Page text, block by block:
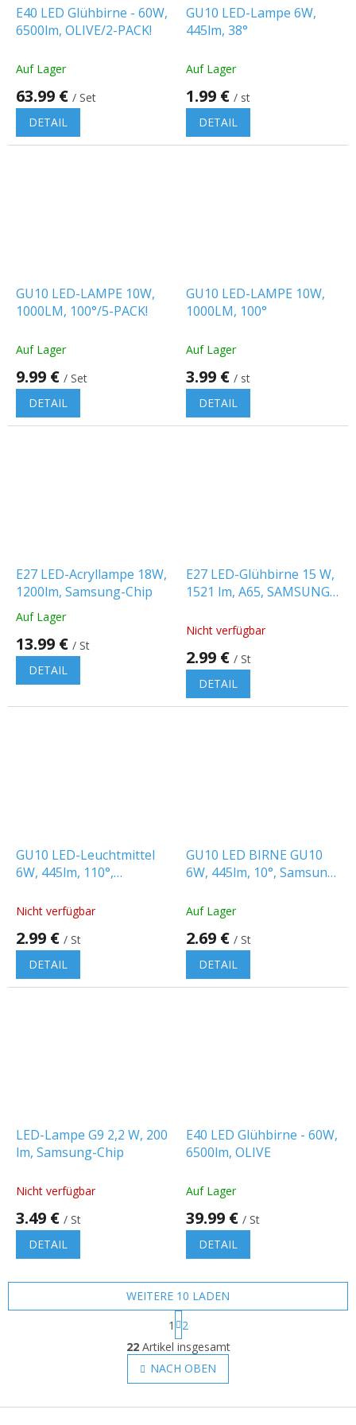
E40 LED Glühbirne - 60W,
6500lm, OLIVE/2-PACK!
Auf Lager
63.99 € / Set
DETAIL
GU10 LED-Lampe 6W,
445lm, 38°
Auf Lager
1.99 € / st
DETAIL
GU10 LED-LAMPE 10W,
1000LM, 100°/5-PACK!
Auf Lager
9.99 € / Set
DETAIL
GU10 LED-LAMPE 10W,
1000LM, 100°
Auf Lager
3.99 € / st
DETAIL
E27 LED-Acryllampe 18W,
1200lm, Samsung-Chip
Die
Produktbewertung
5.0
5
Auf Lager
13.99 € / St
DETAIL
E27 LED-Glühbirne 15 W,
1521 lm, A65, SAMSUNG
Nicht verfügbar
2.99 € / St
DETAIL
GU10 LED-Leuchtmittel
6W, 445lm, 110°,
Nicht verfügbar
2.99 € / St
DETAIL
GU10 LED BIRNE GU10
6W, 445lm, 10°, Samsung-
Auf Lager
2.69 € / St
DETAIL
LED-Lampe G9 2,2 W, 200
lm, Samsung-Chip
Nicht verfügbar
3.49 € / St
DETAIL
E40 LED Glühbirne - 60W,
6500lm, OLIVE
Auf Lager
39.99 € / St
DETAIL
S
t
e
u
WEITERE 10 LADEN
P
a
g
i
n
i
r
1
2
22Artikel insgesamt
NACH OBEN
F